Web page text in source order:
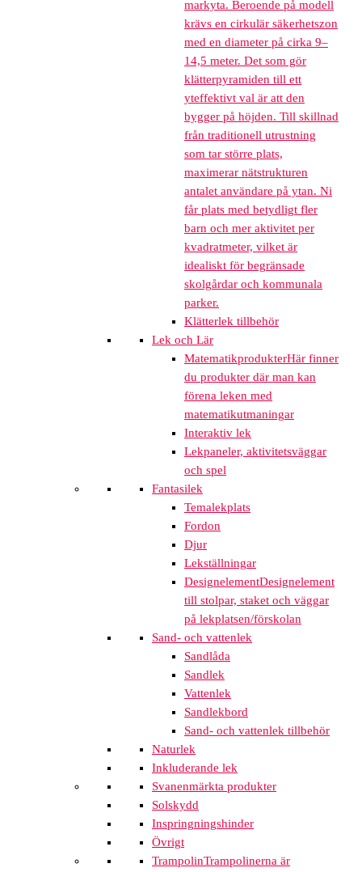
markyta. Beroende på modell
krävs en cirkulär säkerhetszon
med en diameter på cirka 9–
14,5 meter. Det som gör
klätterpyramiden till ett
yteffektivt val är att den
bygger på höjden. Till skillnad
från traditionell utrustning
som tar större plats,
maximerar nätstrukturen
antalet användare på ytan. Ni
får plats med betydligt fler
barn och mer aktivitet per
kvadratmeter, vilket är
idealiskt för begränsade
skolgårdar och kommunala
parker.
Klätterlek tillbehör
Lek och Lär
MatematikprodukterHär finner
du produkter där man kan
förena leken med
matematikutmaningar
Interaktiv lek
Lekpaneler, aktivitetsväggar
och spel
Fantasilek
Temalekplats
Fordon
Djur
Lekställningar
DesignelementDesignelement
till stolpar, staket och väggar
på lekplatsen/förskolan
Sand- och vattenlek
Sandlåda
Sandlek
Vattenlek
Sandlekbord
Sand- och vattenlek tillbehör
Naturlek
Inkluderande lek
Svanenmärkta produkter
Solskydd
Inspringningshinder
Övrigt
TrampolinTrampolinerna är